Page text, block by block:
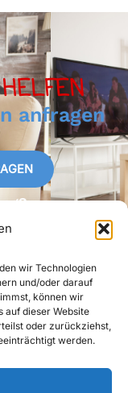
wir Technologien
und/oder darauf
können wir
auf dieser Website
oder zurückziehst,
werden.
anfragen